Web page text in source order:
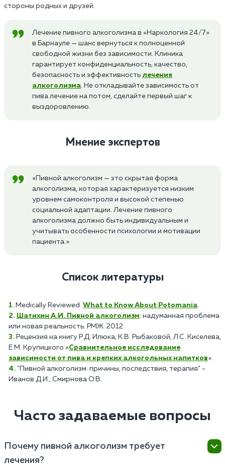
стороны родных и друзей.
Лечение пивного алкоголизма в «Наркология 24/7»
в Барнауле — шанс вернуться к полноценной
свободной жизни без зависимости. Клиника
гарантирует конфиденциальность, качество,
безопасность и эффективность лечения
алкоголизма. Не откладывайте зависимость от
пива лечение на потом, сделайте первый шаг к
выздоровлению.
Мнение экспертов
«Пивной алкоголизм — это скрытая форма
алкоголизма, которая характеризуется низким
уровнем самоконтроля и высокой степенью
социальной адаптации. Лечение пивного
алкоголизма должно быть индивидуальным и
учитывать особенности психологии и мотивации
пациента.»
Список литературы
Medically Reviewed. What to Know About Potomania.
Шатихин А.И. Пивной алкоголизм: надуманная проблема
или новая реальность. РМЖ. 2012.
Рецензия на книгу Р.Д. Илюка, К.В. Рыбаковой, Л.С. Киселева,
Е.М. Крупицкого «Сравнительное исследование
зависимости от пива и крепких алкогольных напитков».
"Пивной алкоголизм: причины, последствия, терапия" -
Иванов Д.И., Смирнова О.В.
Часто задаваемые вопросы
Почему пивной алкоголизм требует
лечения?